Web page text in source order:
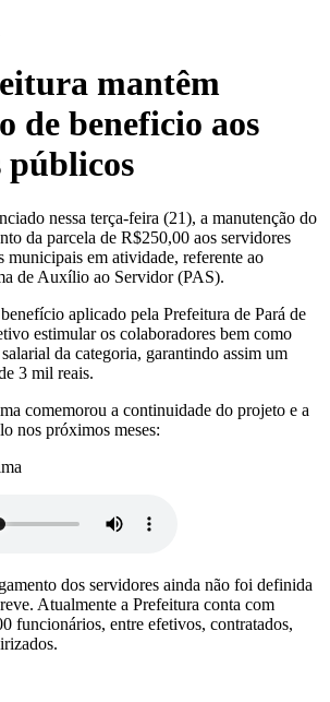
mantêm
de beneficio aos
públicos
nessa terça-feira (21), a manutenção do
da parcela de R$250,00 aos servidores
municipais em atividade, referente ao
de Auxílio ao Servidor (PAS).
aplicado pela Prefeitura de Pará de
estimular os colaboradores bem como
da categoria, garantindo assim um
3 mil reais.
comemorou a continuidade do projeto e a
nos próximos meses:
dos servidores ainda não foi definida
Atualmente a Prefeitura conta com
funcionários, entre efetivos, contratados,